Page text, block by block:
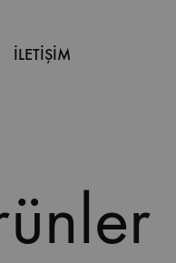
İLETİŞİM